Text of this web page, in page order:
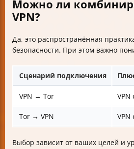
Можно ли
VPN?
Да, это распространённая
безопасности. При этом важно
Сценарий подключения
VPN → Tor VPN
Tor → VPN VPN
Выбор зависит от ваших целей и